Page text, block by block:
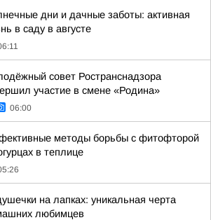
дни и дачные заботы: активная
в саду в августе
совет Ространснадзора
участие в смене «Родина»
06:00
методы борьбы с фитофторой
в теплице
на лапках: уникальная черта
любимцев